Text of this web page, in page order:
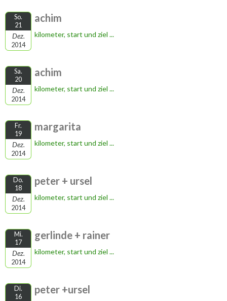
So.
21
Dez.
2014
achim
kilometer, start und ziel ...
Sa.
20
Dez.
2014
achim
kilometer, start und ziel ...
Fr.
19
Dez.
2014
margarita
kilometer, start und ziel ...
Do.
18
Dez.
2014
peter + ursel
kilometer, start und ziel ...
Mi.
17
Dez.
2014
gerlinde + rainer
kilometer, start und ziel ...
Di.
16
peter +ursel